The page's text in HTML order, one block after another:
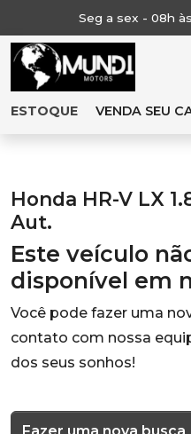
Seg a sex - 08h
ESTOQUE VENDA SEU
Honda HR-V LX
Aut.
Este veículo
disponível em
Você pode fazer uma
contato com nossa
dos seus sonhos!